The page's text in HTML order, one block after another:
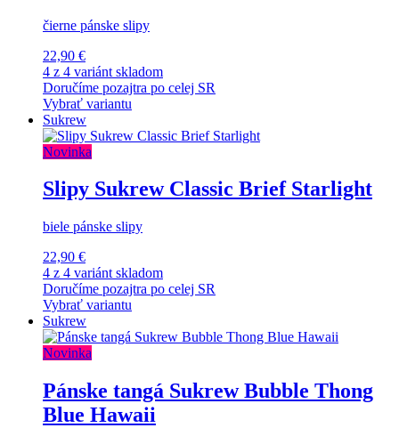
čierne pánske slipy
22,90 €
4 z 4 variánt skladom
Doručíme pozajtra po celej SR
Vybrať variantu
Sukrew
Novinka
Slipy Sukrew Classic Brief Starlight
biele pánske slipy
22,90 €
4 z 4 variánt skladom
Doručíme pozajtra po celej SR
Vybrať variantu
Sukrew
Novinka
Pánske tangá Sukrew Bubble Thong
Blue Hawaii